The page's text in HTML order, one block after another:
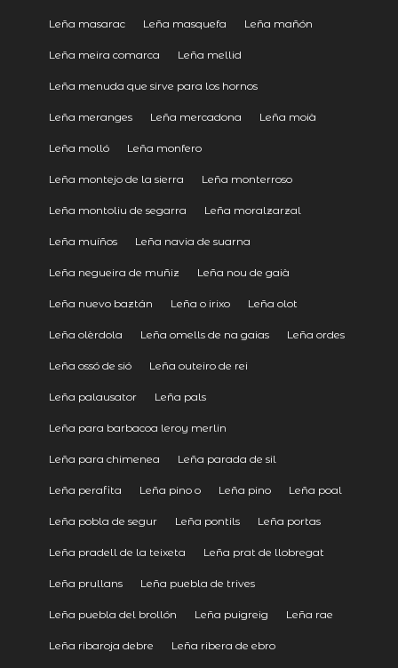
Leña masarac Leña masquefa Leña mañón
Leña meira comarca Leña mellid
Leña menuda que sirve para los hornos
Leña meranges Leña mercadona Leña moià
Leña molló Leña monfero
Leña montejo de la sierra Leña monterroso
Leña montoliu de segarra Leña moralzarzal
Leña muíños Leña navia de suarna
Leña negueira de muñiz Leña nou de gaià
Leña nuevo baztán Leña o irixo Leña olot
Leña olèrdola Leña omells de na gaias Leña ordes
Leña ossó de sió Leña outeiro de rei
Leña palausator Leña pals
Leña para barbacoa leroy merlin
Leña para chimenea Leña parada de sil
Leña perafita Leña pino o Leña pino Leña poal
Leña pobla de segur Leña pontils Leña portas
Leña pradell de la teixeta Leña prat de llobregat
Leña prullans Leña puebla de trives
Leña puebla del brollón Leña puigreig Leña rae
Leña ribaroja debre Leña ribera de ebro